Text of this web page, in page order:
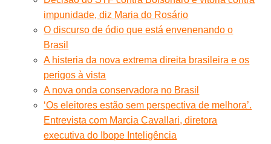
impunidade, diz Maria do Rosário
O discurso de ódio que está envenenando o
Brasil
A histeria da nova extrema direita brasileira e os
perigos à vista
A nova onda conservadora no Brasil
‘Os eleitores estão sem perspectiva de melhora’.
Entrevista com Marcia Cavallari, diretora
executiva do Ibope Inteligência